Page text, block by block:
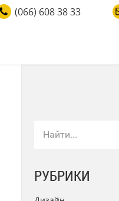
(066) 608 38 33
РУБРИКИ